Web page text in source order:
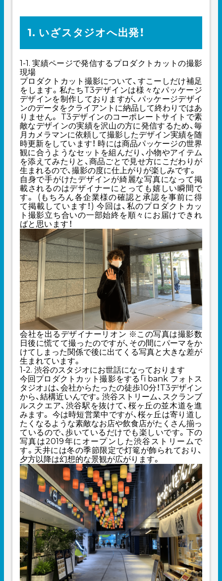
1. いざスタジオへ出発！
1-1. 実績ページで発信するプロダクトカットの撮影
現場
プロダクトカット撮影について、すこーしだけ補足
をします。私たちT3デザインは様々なパッケージ
デザインを制作しておりますが、パッケージデザイ
ンのデータをクライアントに納品して終わりではあ
りません。 T3デザインのコーポレートサイトで素
敵なデザインの実績を沢山の方に発信するため、毎
月カメラマンに依頼して撮影したデザイン実績を随
時更新をしています！ 時には商品パッケージの世界
観に合うようなセットを組んだり、小物やアイテム
を添えてみたりと、商品ごとで見せ方にこだわりが
生まれるので、撮影の度に仕上がりが楽しみです。
自身で手がけたデザインが綺麗な写真になって掲
載されるのはデザイナーにとっても嬉しい瞬間で
す。 (もちろん各企業様の確認と承認を事前に得
て掲載しています！) 今回は、私のプロダクトカッ
ト撮影立ち合いの一部始終を順々にお届けできれ
ばと思います！
会社を出るデザイナーリオン ※この写真は撮影数
日後に慌てて撮ったのですが、その間にパーマをか
けてしまった関係で後に出てくる写真と大きな差が
生まれています。
1-2. 渋谷のスタジオにお世話になっております
今回プロダクトカット撮影をする「i bank フォトス
タジオ」は、会社からたったの徒歩10分！T3デザイン
から、結構近いんです。渋谷ストリーム、スクランブ
ルスクエア、渋谷駅を抜けて、桜ヶ丘の並木道を進
みます。 今は時短営業中ですが、桜ヶ丘は寄り道し
たくなるような素敵なお店や飲食店がたくさん揃っ
ているので、歩いているだけでも楽しいです。下の
写真は2019年にオープンした渋谷ストリームで
す。天井には冬の季節限定で灯篭が飾られており、
夕方以降は幻想的な景観が広がります。